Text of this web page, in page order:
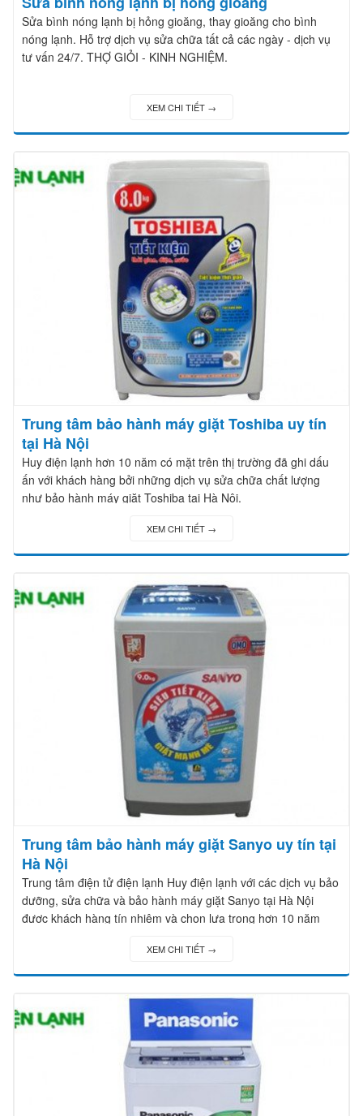
Sửa bình nóng lạnh bị hỏng gioăng, thay gioăng cho bình
nóng lạnh. Hỗ trợ dịch vụ sửa chữa tất cả các ngày - dịch vụ
tư vấn 24/7. THỢ GIỎI - KINH NGHIỆM.
XEM CHI TIẾT →
Trung tâm bảo hành máy giặt Toshiba uy tín
tại Hà Nội
Huy điện lạnh hơn 10 năm có mặt trên thị trường đã ghi dấu
ấn với khách hàng bởi những dịch vụ sửa chữa chất lượng
như bảo hành máy giặt Toshiba tại Hà Nội.
XEM CHI TIẾT →
Trung tâm bảo hành máy giặt Sanyo uy tín tại
Hà Nội
Trung tâm điện tử điện lạnh Huy điện lạnh với các dịch vụ bảo
dưỡng, sửa chữa và bảo hành máy giặt Sanyo tại Hà Nội
được khách hàng tín nhiệm và chọn lựa trong hơn 10 năm
XEM CHI TIẾT →